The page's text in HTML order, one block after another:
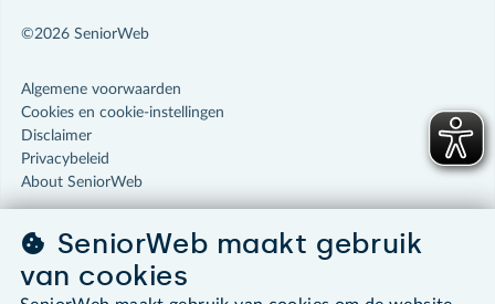
©2026 SeniorWeb
Algemene voorwaarden
Cookies en cookie-instellingen
Disclaimer
Privacybeleid
About SeniorWeb
SeniorWeb maakt gebruik
van cookies